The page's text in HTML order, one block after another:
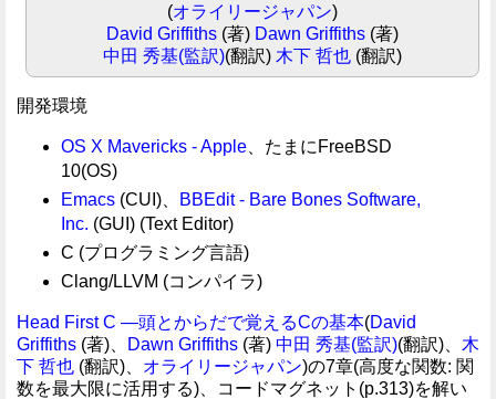
(オライリージャパン)
David Griffiths(著) Dawn Griffiths(著)
中田 秀基(監訳)(翻訳) 木下 哲也(翻訳)
開発環境
OS X Mavericks - Apple、たまにFreeBSD
10(OS)
Emacs(CUI)、
BBEdit - Bare Bones Software,
Inc. (GUI) (Text Editor)
C (プログラミング言語)
Clang/LLVM (コンパイラ)
Head First C ―頭とからだで覚えるCの基本(David
Griffiths (著)、 Dawn Griffiths (著) 中田 秀基(監訳)(翻訳)、 木
下 哲也 (翻訳)、 オライリージャパン)の7章(高度な関数: 関
数を最大限に活用する)、コードマグネット(p.313)を解い